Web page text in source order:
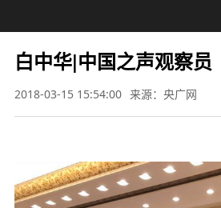
白中华|中国之声观察员
2018-03-15 15:54:00 来源：央广网